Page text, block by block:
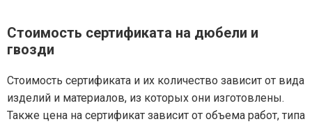
Стоимость сертификата на дюбели и
гвозди
Стоимость сертификата и их количество зависит от вида
изделий и материалов, из которых они изготовлены.
Также цена на сертификат зависит от объема работ, типа